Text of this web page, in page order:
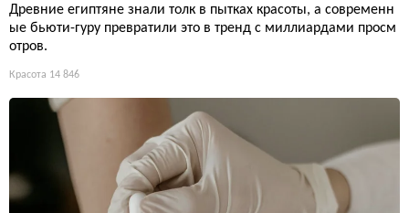
Древние египтяне знали толк в пытках красоты, а современн
ые бьюти-гуру превратили это в тренд с миллиардами просм
отров.
Красота 14 846